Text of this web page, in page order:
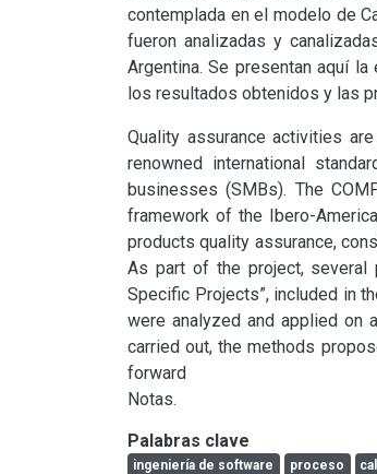
contemplada en el modelo de
fueron analizadas y
Argentina. Se presentan aquí
los resultados obtenidos y las
Quality assurance activities
renowned international
businesses (SMBs). The
framework of the Ibero-
products quality assurance,
As part of the project, several
Specific Projects”, included in
were analyzed and applied on
carried out, the methods
forward
Notas.
Palabras clave
ingeniería de software proceso